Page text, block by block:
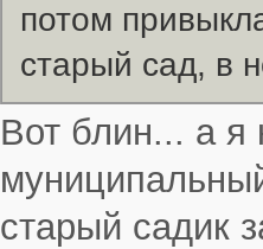
потом
старый сад, в
Вот блин... а я
старый садик